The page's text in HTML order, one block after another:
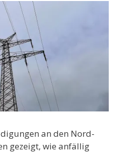
an den Nord-
gezeigt, wie anfällig